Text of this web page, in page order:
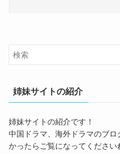
姉妹サイトの紹介
姉妹サイトの紹介です！
中国ドラマ、海外ドラマのブロ
かったらご覧になってください